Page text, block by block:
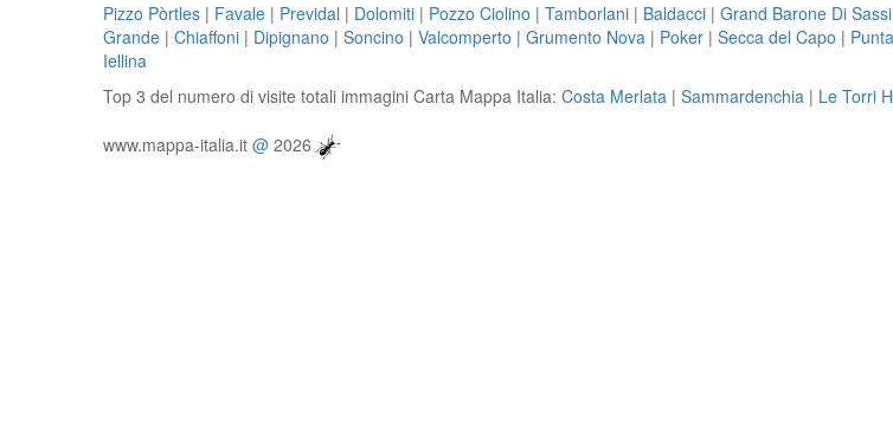
Pizzo Pòrtles | Favale | Previdal | Dolomiti | Pozzo Ciolino | Tamborlani | Baldacci | Grand Barone Di Sassi
Grande | Chiaffoni | Dipignano | Soncino | Valcomperto | Grumento Nova | Poker | Secca del Capo |
Iellina
Top 3 del numero di visite totali immagini Carta Mappa Italia: Costa Merlata | Sammardenchia | Le Torri
www.mappa-italia.it @ 2026